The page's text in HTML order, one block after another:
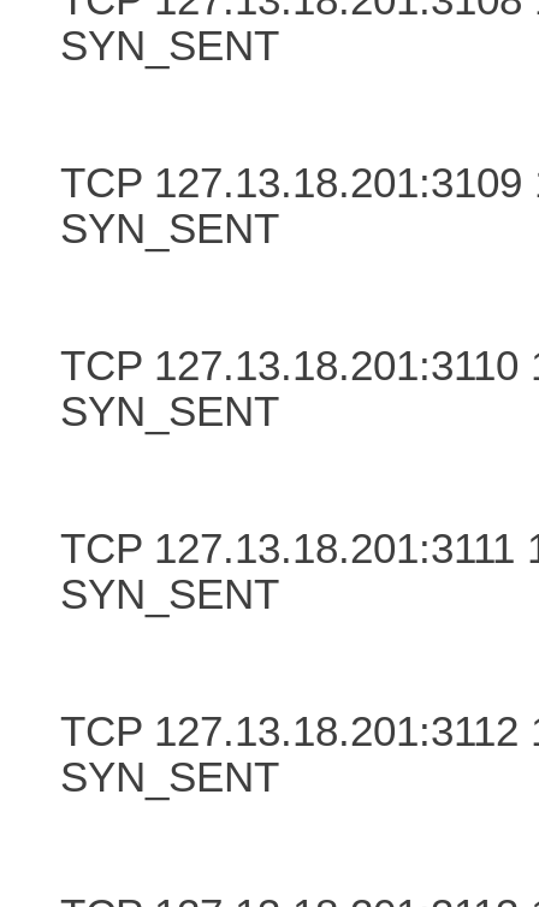
SYN_SENT
TCP
SYN_SENT
TCP 127.13.18.201:3110
SYN_SENT
TCP 127.13.18.201:3111
SYN_SENT
TCP 127.13.18.201:3112
SYN_SENT